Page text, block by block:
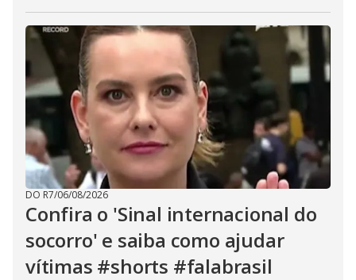
DO R7/06/08/2026
Confira o 'Sinal internacional do
socorro' e saiba como ajudar
vítimas #shorts #falabrasil